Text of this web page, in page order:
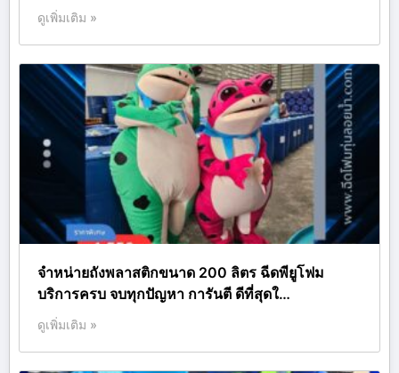
ดูเพิ่มเติม »
จำหน่ายถังพลาสติกขนาด 200 ลิตร ฉีดพียูโฟม
บริการครบ จบทุกปัญหา การันตี ดีที่สุดใ…
ดูเพิ่มเติม »